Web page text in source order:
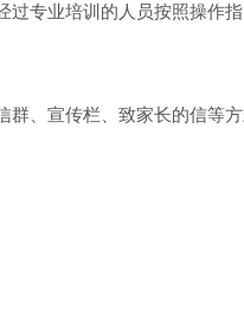
过专业培训的人员按照操作
群、宣传栏、致家长的信等